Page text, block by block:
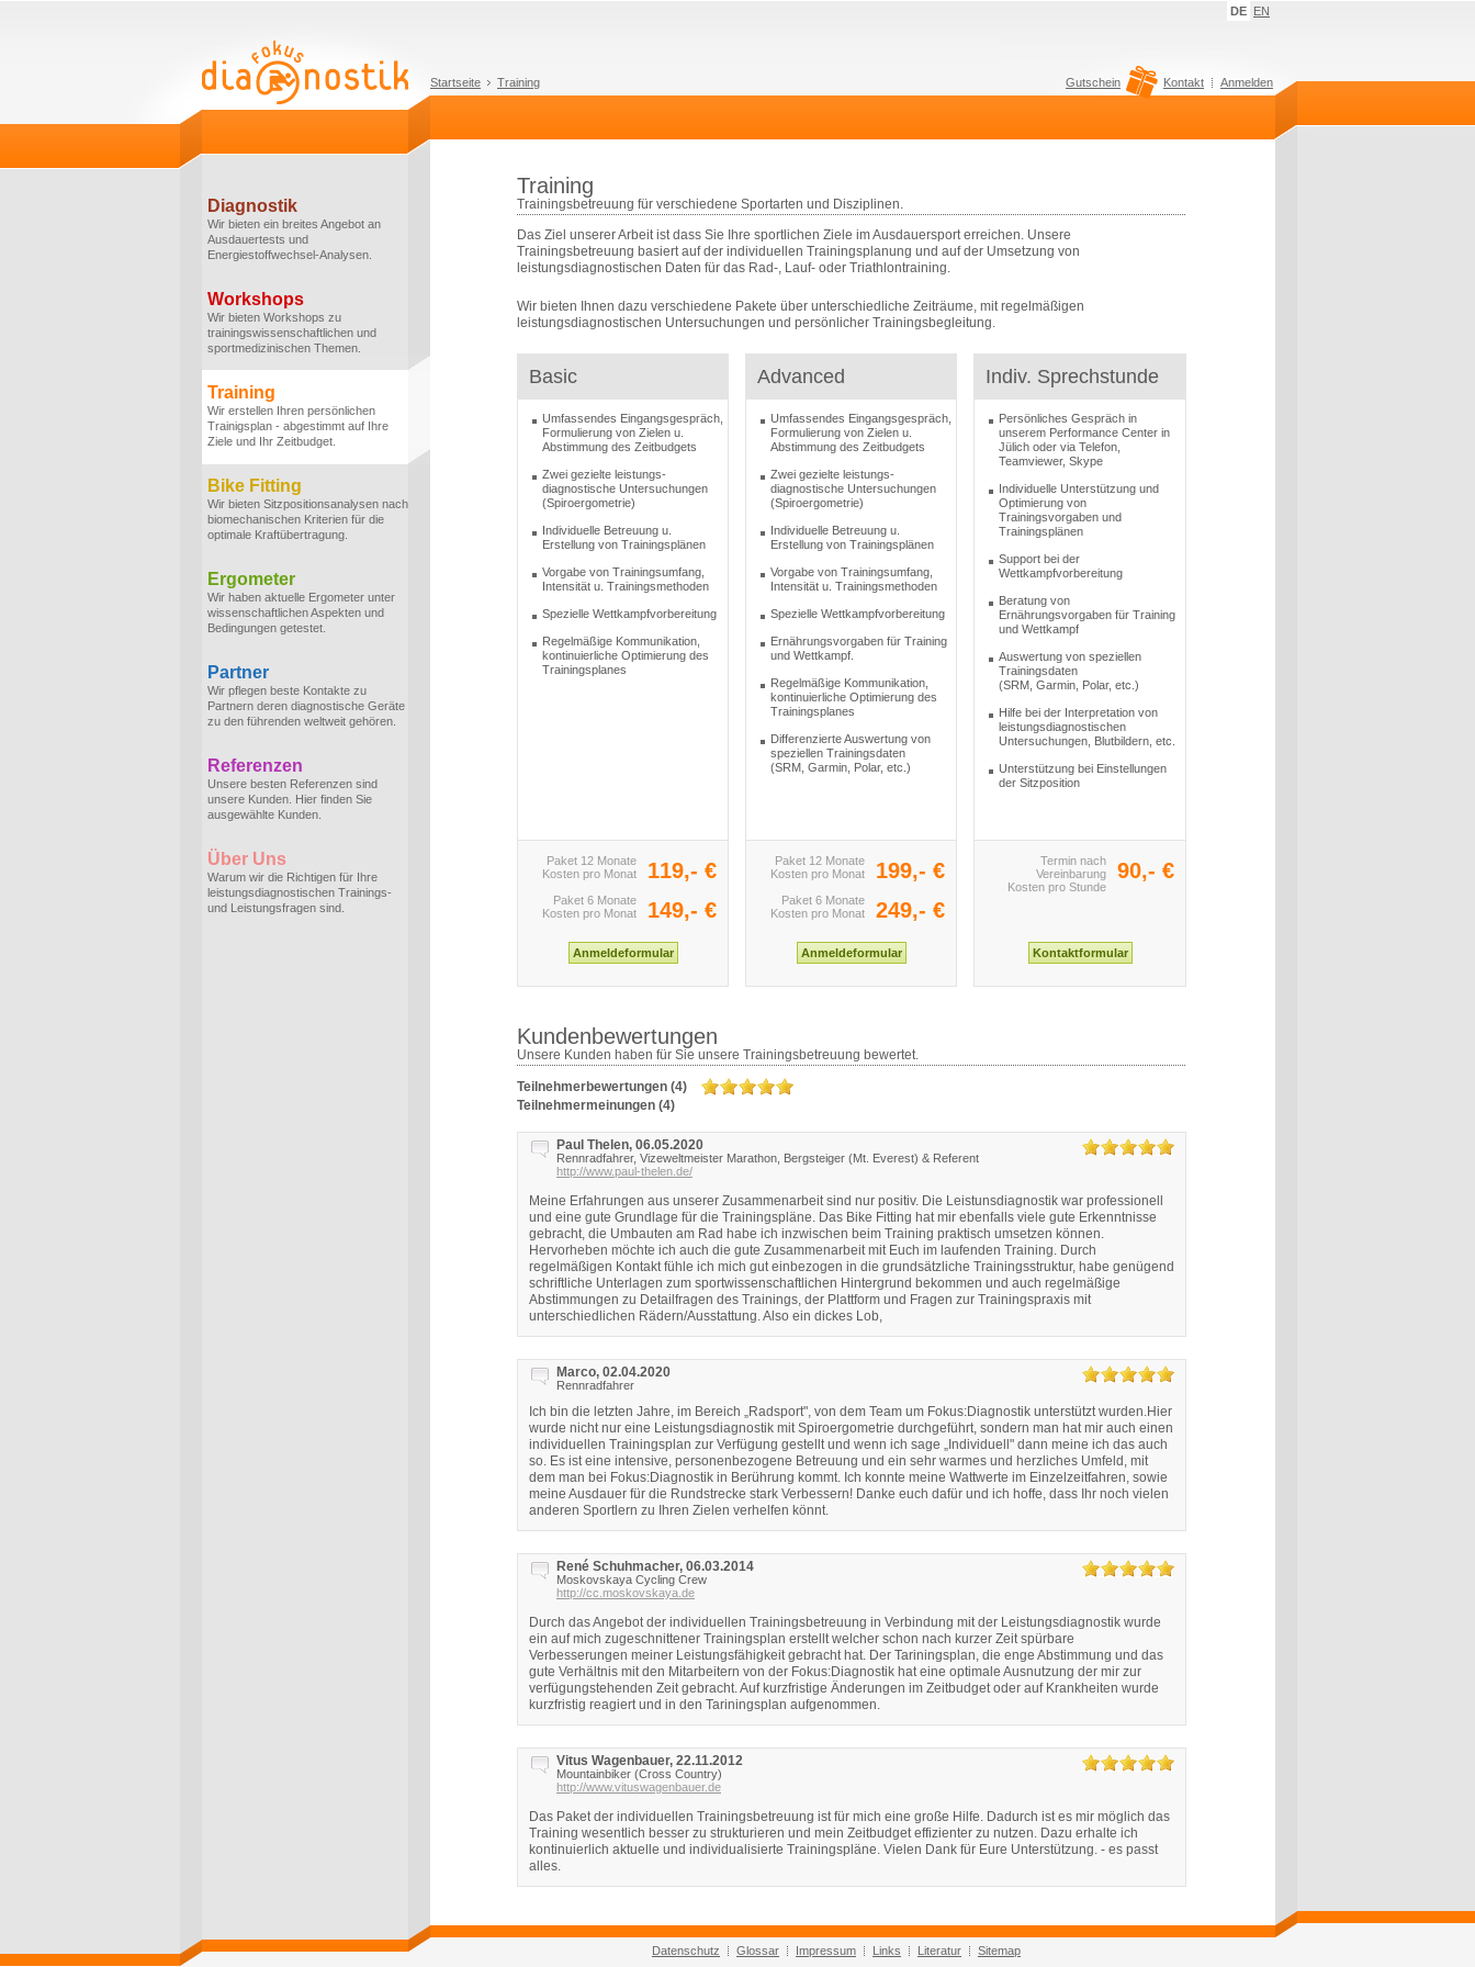
DE EN
Startseite Training Gutschein Kontakt Anmelden
Diagnostik
Wir bieten ein breites Angebot an
Ausdauertests und
Energiestoffwechsel-Analysen.
Workshops
Wir bieten Workshops zu
trainingswissenschaftlichen und
sportmedizinischen Themen.
Training
Wir erstellen Ihren persönlichen
Trainigsplan - abgestimmt auf Ihre
Ziele und Ihr Zeitbudget.
Bike Fitting
Wir bieten Sitzpositionsanalysen nach
biomechanischen Kriterien für die
optimale Kraftübertragung.
Ergometer
Wir haben aktuelle Ergometer unter
wissenschaftlichen Aspekten und
Bedingungen getestet.
Partner
Wir pflegen beste Kontakte zu
Partnern deren diagnostische Geräte
zu den führenden weltweit gehören.
Referenzen
Unsere besten Referenzen sind
unsere Kunden. Hier finden Sie
ausgewählte Kunden.
Über Uns
Warum wir die Richtigen für Ihre
leistungsdiagnostischen Trainings-
und Leistungsfragen sind.
Training
Trainingsbetreuung für verschiedene Sportarten und Disziplinen.
Das Ziel unserer Arbeit ist dass Sie Ihre sportlichen Ziele im Ausdauersport erreichen. Unsere
Trainingsbetreuung basiert auf der individuellen Trainingsplanung und auf der Umsetzung von
leistungsdiagnostischen Daten für das Rad-, Lauf- oder Triathlontraining.
Wir bieten Ihnen dazu verschiedene Pakete über unterschiedliche Zeiträume, mit regelmäßigen
leistungsdiagnostischen Untersuchungen und persönlicher Trainingsbegleitung.
Basic
Umfassendes Eingangsgespräch,
Formulierung von Zielen u.
Abstimmung des Zeitbudgets
Zwei gezielte leistungs-
diagnostische Untersuchungen
(Spiroergometrie)
Individuelle Betreuung u.
Erstellung von Trainingsplänen
Vorgabe von Trainingsumfang,
Intensität u. Trainingsmethoden
Spezielle Wettkampfvorbereitung
Regelmäßige Kommunikation,
kontinuierliche Optimierung des
Trainingsplanes
Advanced
Umfassendes Eingangsgespräch,
Formulierung von Zielen u.
Abstimmung des Zeitbudgets
Zwei gezielte leistungs-
diagnostische Untersuchungen
(Spiroergometrie)
Individuelle Betreuung u.
Erstellung von Trainingsplänen
Vorgabe von Trainingsumfang,
Intensität u. Trainingsmethoden
Spezielle Wettkampfvorbereitung
Ernährungsvorgaben für Training
und Wettkampf.
Regelmäßige Kommunikation,
kontinuierliche Optimierung des
Trainingsplanes
Differenzierte Auswertung von
speziellen Trainingsdaten
(SRM, Garmin, Polar, etc.)
Indiv. Sprechstunde
Persönliches Gespräch in
unserem Performance Center in
Jülich oder via Telefon,
Teamviewer, Skype
Individuelle Unterstützung und
Optimierung von
Trainingsvorgaben und
Trainingsplänen
Support bei der
Wettkampfvorbereitung
Beratung von
Ernährungsvorgaben für Training
und Wettkampf
Auswertung von speziellen
Trainingsdaten
(SRM, Garmin, Polar, etc.)
Hilfe bei der Interpretation von
leistungsdiagnostischen
Untersuchungen, Blutbildern, etc.
Unterstützung bei Einstellungen
der Sitzposition
119,- €
Paket 12 Monate
Kosten pro Monat
149,- €
Paket 6 Monate
Kosten pro Monat
199,- €
Paket 12 Monate
Kosten pro Monat
249,- €
Paket 6 Monate
Kosten pro Monat
90,- €
Termin nach
Vereinbarung
Kosten pro Stunde
Kundenbewertungen
Unsere Kunden haben für Sie unsere Trainingsbetreuung bewertet.
Teilnehmerbewertungen (4)
Teilnehmermeinungen (4)
Paul Thelen, 06.05.2020
Rennradfahrer, Vizeweltmeister Marathon, Bergsteiger (Mt. Everest) & Referent
http://www.paul-thelen.de/
Meine Erfahrungen aus unserer Zusammenarbeit sind nur positiv. Die Leistunsdiagnostik war professionell
und eine gute Grundlage für die Trainingspläne. Das Bike Fitting hat mir ebenfalls viele gute Erkenntnisse
gebracht, die Umbauten am Rad habe ich inzwischen beim Training praktisch umsetzen können.
Hervorheben möchte ich auch die gute Zusammenarbeit mit Euch im laufenden Training. Durch
regelmäßigen Kontakt fühle ich mich gut einbezogen in die grundsätzliche Trainingsstruktur, habe genügend
schriftliche Unterlagen zum sportwissenschaftlichen Hintergrund bekommen und auch regelmäßige
Abstimmungen zu Detailfragen des Trainings, der Plattform und Fragen zur Trainingspraxis mit
unterschiedlichen Rädern/Ausstattung. Also ein dickes Lob,
Marco, 02.04.2020
Rennradfahrer
Ich bin die letzten Jahre, im Bereich „Radsport", von dem Team um Fokus:Diagnostik unterstützt wurden.Hier
wurde nicht nur eine Leistungsdiagnostik mit Spiroergometrie durchgeführt, sondern man hat mir auch einen
individuellen Trainingsplan zur Verfügung gestellt und wenn ich sage „Individuell" dann meine ich das auch
so. Es ist eine intensive, personenbezogene Betreuung und ein sehr warmes und herzliches Umfeld, mit
dem man bei Fokus:Diagnostik in Berührung kommt. Ich konnte meine Wattwerte im Einzelzeitfahren, sowie
meine Ausdauer für die Rundstrecke stark Verbessern! Danke euch dafür und ich hoffe, dass Ihr noch vielen
anderen Sportlern zu Ihren Zielen verhelfen könnt.
René Schuhmacher, 06.03.2014
Moskovskaya Cycling Crew
http://cc.moskovskaya.de
Durch das Angebot der individuellen Trainingsbetreuung in Verbindung mit der Leistungsdiagnostik wurde
ein auf mich zugeschnittener Trainingsplan erstellt welcher schon nach kurzer Zeit spürbare
Verbesserungen meiner Leistungsfähigkeit gebracht hat. Der Tariningsplan, die enge Abstimmung und das
gute Verhältnis mit den Mitarbeitern von der Fokus:Diagnostik hat eine optimale Ausnutzung der mir zur
verfügungstehenden Zeit gebracht. Auf kurzfristige Änderungen im Zeitbudget oder auf Krankheiten wurde
kurzfristig reagiert und in den Tariningsplan aufgenommen.
Vitus Wagenbauer, 22.11.2012
Mountainbiker (Cross Country)
http://www.vituswagenbauer.de
Das Paket der individuellen Trainingsbetreuung ist für mich eine große Hilfe. Dadurch ist es mir möglich das
Training wesentlich besser zu strukturieren und mein Zeitbudget effizienter zu nutzen. Dazu erhalte ich
kontinuierlich aktuelle und individualisierte Trainingspläne. Vielen Dank für Eure Unterstützung. - es passt
alles.
Datenschutz Glossar Impressum Links Literatur Sitemap